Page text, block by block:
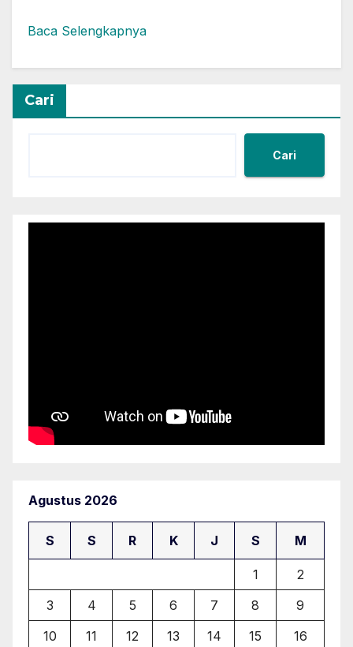
Baca Selengkapnya
Cari
Cari
Agustus 2026
S S R K J S M
1
2
3
4 5 6 7 8
9
10
11 12 13 14 15
16